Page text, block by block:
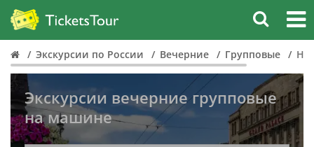
Экскурсии по России Вечерние Групповые На
Экскурсии вечерние групповые
на машине